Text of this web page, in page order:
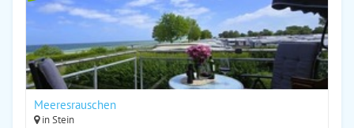
Meeresrauschen
in Stein